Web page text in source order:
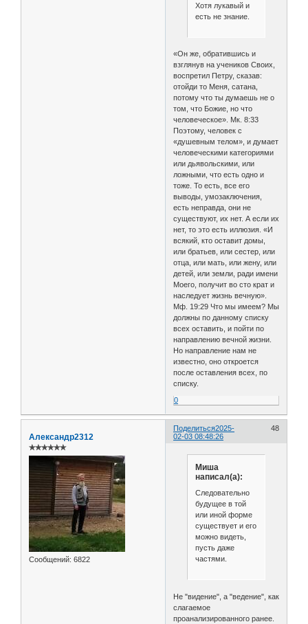
Хотя лукавый и
есть не знание.
«Он же, обратившись и
взглянув на учеников Своих,
воспретил Петру, сказав:
отойди то Меня, сатана,
потому что ты думаешь не о
том, что Божие, но что
человеческое». Мк. 8:33
Поэтому, человек с
«душевным телом», и думает
человеческими категориями
или дьявольскими, или
ложными, что есть одно и
тоже. То есть, все его
выводы, умозаключения,
есть неправда, они не
существуют, их нет. А если их
нет, то это есть иллюзия. «И
всякий, кто оставит домы,
или братьев, или сестер, или
отца, или мать, или жену, или
детей, или земли, ради имени
Моего, получит во сто крат и
наследует жизнь вечную».
Мф. 19:29 Что мы имеем? Мы
должны по данному списку
всех оставить, и пойти по
направлению вечной жизни.
Но направление нам не
известно, оно откроется
после оставления всех, по
списку.
0
Поделиться 48
2025-
02-03 08:48:26
Александр2312
✯✯✯✯✯✯
Сообщений: 6822
Миша
написал(а):
Следовательно
будущее в той
или иной форме
существует и его
можно видеть,
пусть даже
частями.
Не "видение", а "ведение", как
слагаемое
проанализированного ранее.